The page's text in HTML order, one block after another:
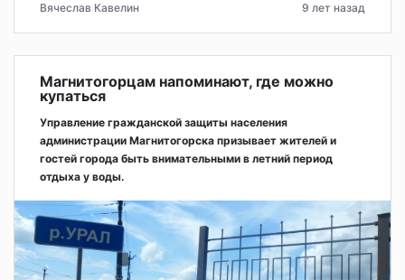
Вячеслав Кавелин 9 лет назад
Магнитогорцам напоминают, где можно
купаться
Управление гражданской защиты населения
администрации Магнитогорска призывает жителей и
гостей города быть внимательными в летний период
отдыха у воды.